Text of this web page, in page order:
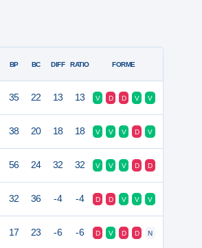
BP BC DIFF RATIO FORME
35 22 13 13 V D D V V
38 20 18 18 V V V D V
56 24 32 32 V V V D D
32 36 -4 -4 D D V V V
17 23 -6 -6 D V D D N